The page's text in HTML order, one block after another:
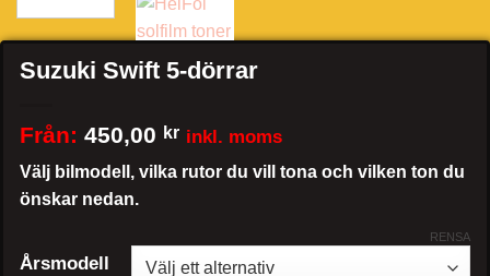
Suzuki Swift 5-dörrar
Från: 450,00 kr inkl. moms
Välj bilmodell, vilka rutor du vill tona och vilken ton du
önskar nedan.
Årsmodell
RENSA